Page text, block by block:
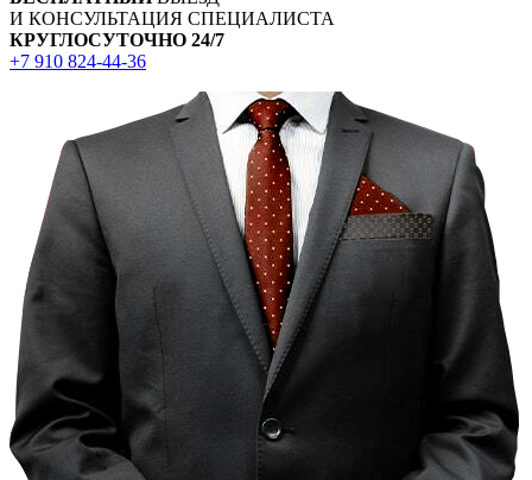
И КОНСУЛЬТАЦИЯ СПЕЦИАЛИСТА
КРУГЛОСУТОЧНО 24/7
+7 910 824-44-36